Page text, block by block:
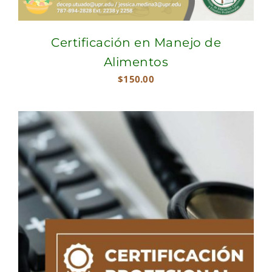
Certificación en Manejo de
Alimentos
$150.00